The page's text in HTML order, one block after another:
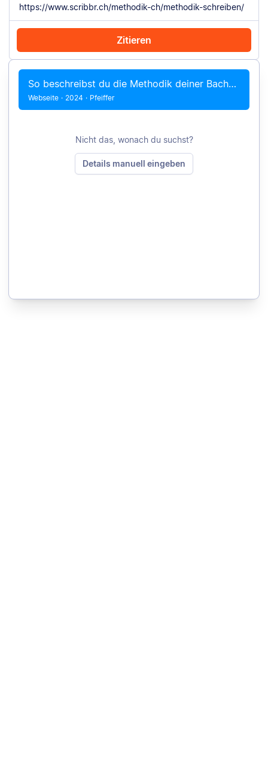
Zitieren
Mit Chrome zitieren Manuell zitieren
So beschreibst du die Methodik deiner Bachelorarbeit + Beispiele
Webseite · 2024 · Pfeiffer
Nicht das, wonach du suchst?
Details manuell eingeben